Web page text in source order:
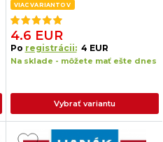
VIAC VARIANTOV
4.6 EUR
Po registrácii: 4 EUR
Na sklade - môžete mať ešte dnes
Vybrať variantu